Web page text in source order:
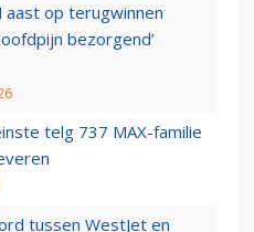
aast op terugwinnen
bezorgend’
telg 737 MAX-familie
tussen WestJet en